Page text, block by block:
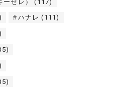
セレ） (117)
ハナレ (111)